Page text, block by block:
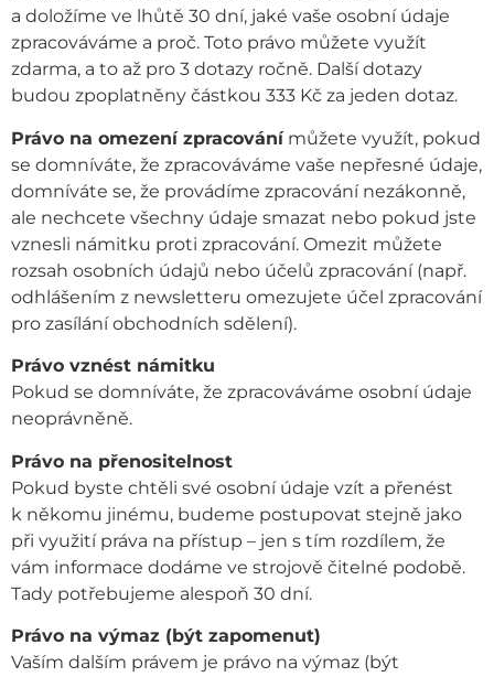
a doložíme ve lhůtě 30 dní, jaké vaše osobní údaje
zpracováváme a proč. Toto právo můžete využít
zdarma, a to až pro 3 dotazy ročně. Další dotazy
budou zpoplatněny částkou 333 Kč za jeden dotaz.
Právo na omezení zpracovánímůžete využít, pokud
se domníváte, že zpracováváme vaše nepřesné údaje,
domníváte se, že provádíme zpracování nezákonně,
ale nechcete všechny údaje smazat nebo pokud jste
vznesli námitku proti zpracování. Omezit můžete
rozsah osobních údajů nebo účelů zpracování (např.
odhlášením z newsletteru omezujete účel zpracování
pro zasílání obchodních sdělení).
Právo vznést námitku
Pokud se domníváte, že zpracováváme osobní údaje
neoprávněně.
Právo na přenositelnost
Pokud byste chtěli své osobní údaje vzít a přenést
k někomu jinému, budeme postupovat stejně jako
při využití práva na přístup – jen s tím rozdílem, že
vám informace dodáme ve strojově čitelné podobě.
Tady potřebujeme alespoň 30 dní.
Právo na výmaz (být zapomenut)
Vaším dalším právem je právo na výmaz (být